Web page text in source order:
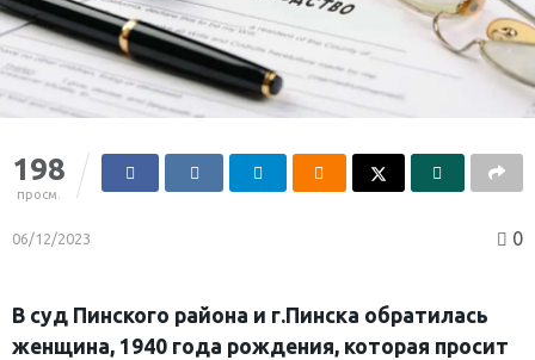
198
просм.
06/12/2023 0
В суд Пинского района и г.Пинска обратилась
женщина, 1940 года рождения, которая просит